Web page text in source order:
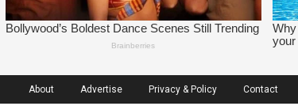
About Advertise Privacy & Policy Contact